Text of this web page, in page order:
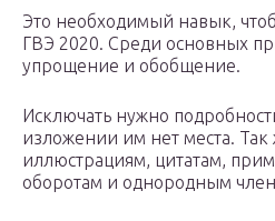
Это необходимый навык,
ГВЭ 2020. Среди основных
упрощение и обобщение.
Исключать нужно
изложении им нет места. Так
иллюстрациям, цитатам,
оборотам и однородным